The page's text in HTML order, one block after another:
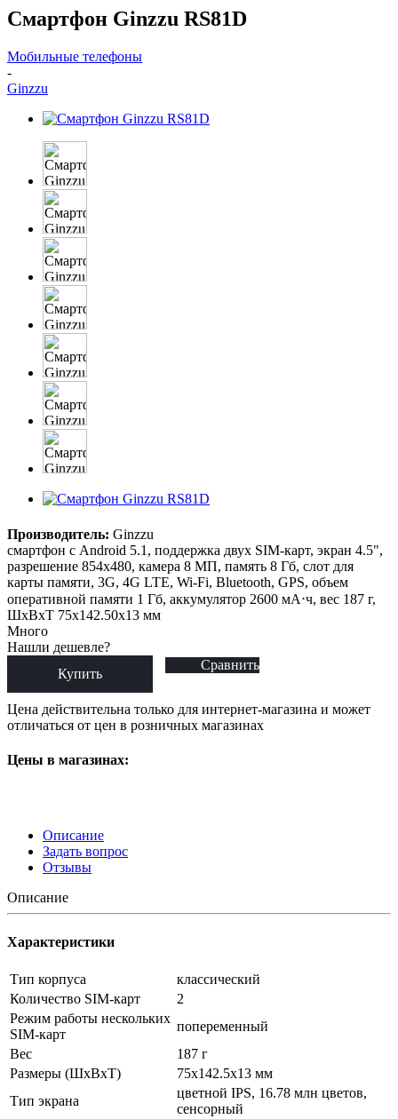
Смартфон Ginzzu RS81D
Мобильные телефоны
-
Ginzzu
Производитель: Ginzzu
смартфон с Android 5.1, поддержка двух SIM-карт, экран 4.5",
разрешение 854x480, камера 8 МП, память 8 Гб, слот для
карты памяти, 3G, 4G LTE, Wi-Fi, Bluetooth, GPS, объем
оперативной памяти 1 Гб, аккумулятор 2600 мА⋅ч, вес 187 г,
ШxВxТ 75x142.50x13 мм
Много
Нашли дешевле?
Купить
Сравнить
Цена действительна только для интернет-магазина и может
отличаться от цен в розничных магазинах
Цены в магазинах:
Описание
Задать вопрос
Отзывы
Описание
Характеристики
Тип корпуса
классический
Количество SIM-карт
2
Режим работы нескольких
SIM-карт
попеременный
Вес
187 г
Размеры (ШxВxТ)
75x142.5x13 мм
Тип экрана
цветной IPS, 16.78 млн цветов,
сенсорный